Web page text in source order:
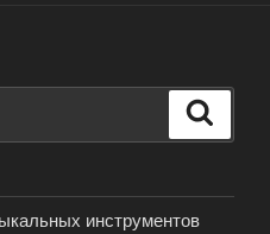
инструментов